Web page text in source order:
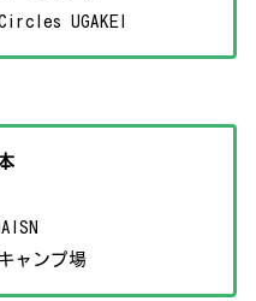
UGAKEI
ャンプ場